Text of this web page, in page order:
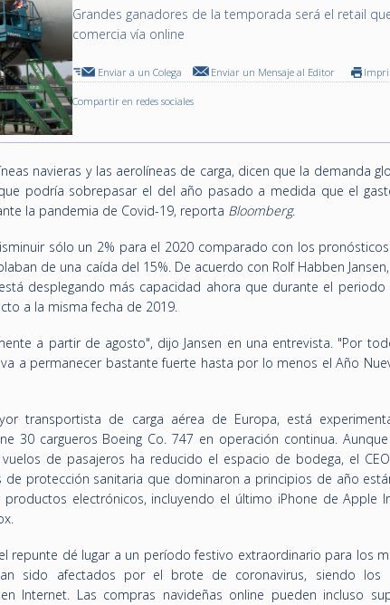
Grandes ganadores de la temporada será el retail
comercia vía online
Enviar a un Colega Enviar un Mensaje al Editor
Compartir en redes sociales
navieras y las aerolíneas de carga, dicen que la demanda
podría sobrepasar el del año pasado a medida que el
la pandemia de Covid-19, reporta Bloomberg.
sólo un 2% para el 2020 comparado con los pronósticos
de una caída del 15%. De acuerdo con Rolf Habben
desplegando más capacidad ahora que durante el periodo
a la misma fecha de 2019.
a partir de agosto", dijo Jansen en una entrevista. "Por
a permanecer bastante fuerte hasta por lo menos el Año
transportista de carga aérea de Europa, está
30 cargueros Boeing Co. 747 en operación continua.
de pasajeros ha reducido el espacio de bodega, el CEO
protección sanitaria que dominaron a principios de año
electrónicos, incluyendo el último iPhone de Apple
repunte dé lugar a un período festivo extraordinario para los
sido afectados por el brote de coronavirus, siendo los
Internet. Las compras navideñas online pueden incluso